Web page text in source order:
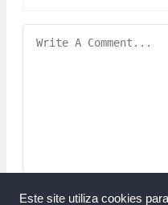
Este site utiliza cookies